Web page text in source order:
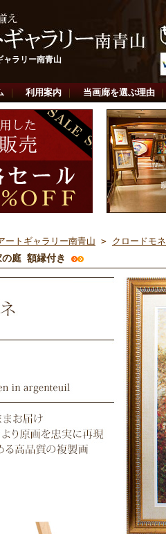
ャラリー南青山
利用案内 当画廊を選ぶ理由
ートギャラリー南青山 > クロードモネ
庭 額縁付き